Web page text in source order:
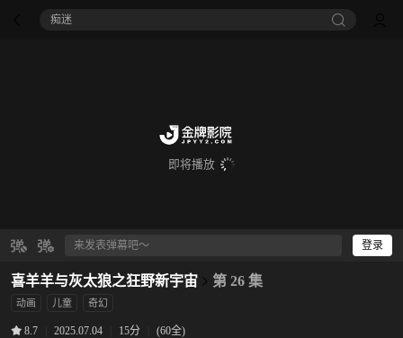
痴迷
即将播放
登录
喜羊羊与灰太狼之狂野新宇宙 第 26 集
动画 儿童 奇幻
8.7 2025.07.04 15分 (60全)